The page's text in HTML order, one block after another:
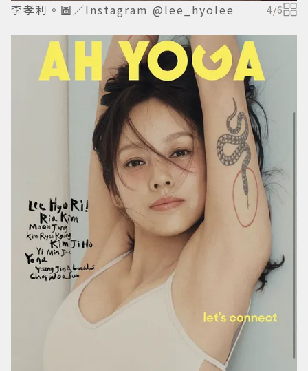
李孝利。圖／Instagram @lee_hyolee 4/6